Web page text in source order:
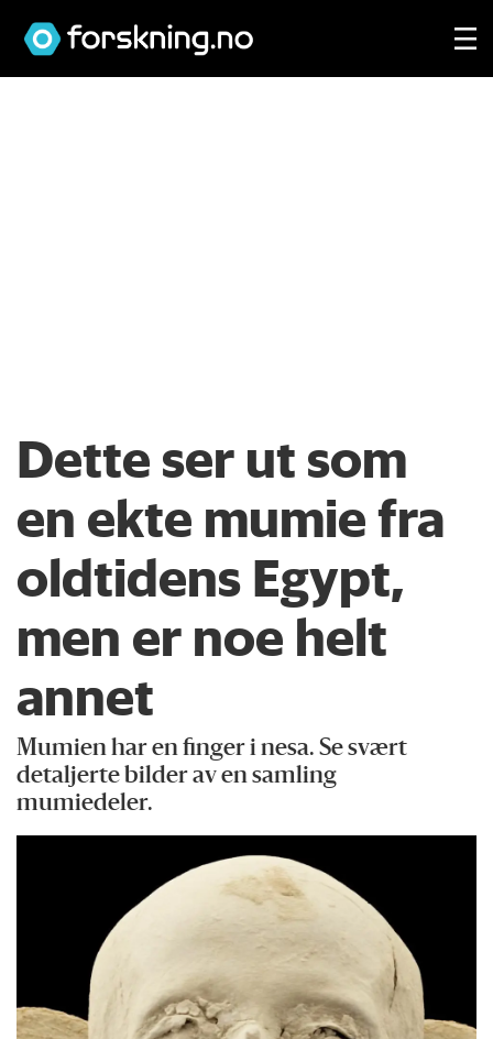
Dette ser ut som
en ekte mumie fra
oldtidens Egypt,
men er noe helt
annet
Mumien har en finger i nesa. Se svært
detaljerte bilder av en samling
mumiedeler.